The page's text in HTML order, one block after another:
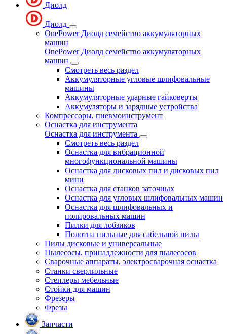
Диолд
Диолд
OnePower Диолд семейство аккумуляторных
машин
OnePower Диолд семейство аккумуляторных
машин
Смотреть весь раздел
Аккумуляторные угловые шлифовальные
машины
Аккумуляторные ударные гайковерты
Аккумуляторы и зарядные устройства
Компрессоры, пневмоинструмент
Оснастка для инструмента
Оснастка для инструмента
Смотреть весь раздел
Оснастка для вибрационной
многофункциональной машины
Оснастка для дисковых пил и дисковых пил
мини
Оснастка для станков заточных
Оснастка для угловых шлифовальных машин
Оснастка для шлифовальных и
полировальных машин
Пилки для лобзиков
Полотна пильные для сабельной пилы
Пилы дисковые и универсальные
Пылесосы, принадлежности для пылесосов
Сварочные аппараты, электросварочная оснастка
Станки сверлильные
Степлеры мебельные
Стойки для машин
Фрезеры
Фрезы
Запчасти